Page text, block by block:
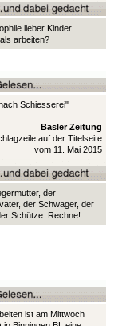
lieber Kinder
arbeiten?
Schiesserei"
Basler Zeitung
auf der Titelseite
vom 11. Mai 2015
der
der Schwager, der
Schütze. Rechne!
ist am Mittwoch